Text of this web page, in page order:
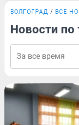
ВОЛГОГРАД ВСЕ
Новости по